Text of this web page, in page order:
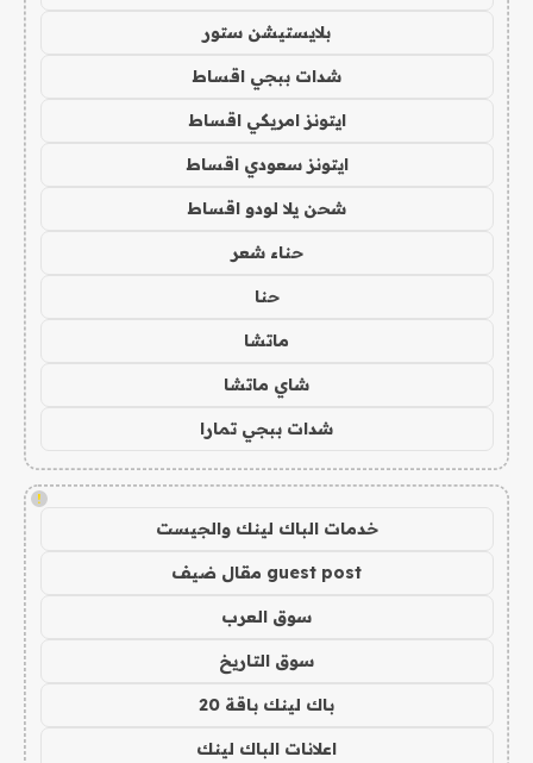
بلايستيشن ستور
شدات ببجي اقساط
ايتونز امريكي اقساط
ايتونز سعودي اقساط
شحن يلا لودو اقساط
حناء شعر
حنا
ماتشا
شاي ماتشا
شدات ببجي تمارا
!
خدمات الباك لينك والجيست
guest post مقال ضيف
سوق العرب
سوق التاريخ
باك لينك باقة 20
اعلانات الباك لينك